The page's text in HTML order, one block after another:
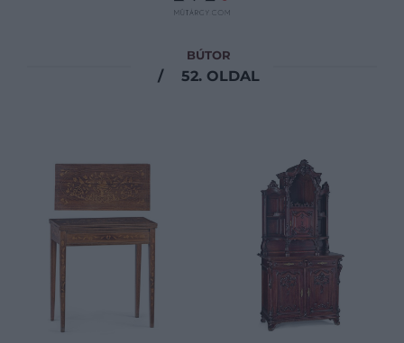
BÚTOR
/ 52. OLDAL